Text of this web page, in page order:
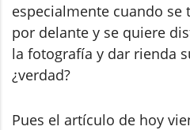
especialmente cuando se
por delante y se quiere
la fotografía y dar rienda
¿verdad?
Pues el artículo de hoy